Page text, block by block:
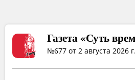
Газета «Суть
№677 от 2 августа 2026 г.